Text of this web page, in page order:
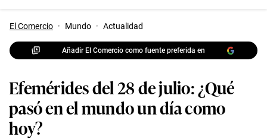
El Comercio · Mundo · Actualidad
Añadir El Comercio como fuente preferida en
Efemérides del 28 de julio: ¿Qué
pasó en el mundo un día como
hoy?